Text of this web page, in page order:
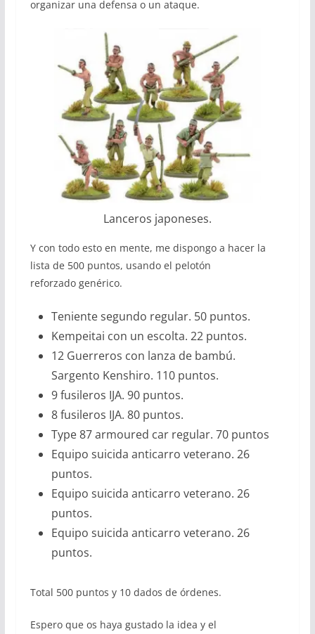
organizar una defensa o un ataque.
Lanceros japoneses.
Y con todo esto en mente, me dispongo a hacer la
lista de 500 puntos, usando el pelotón
reforzado genérico.
Teniente segundo regular. 50 puntos.
Kempeitai con un escolta. 22 puntos.
12 Guerreros con lanza de bambú.
Sargento Kenshiro. 110 puntos.
9 fusileros IJA. 90 puntos.
8 fusileros IJA. 80 puntos.
Type 87 armoured car regular. 70 puntos
Equipo suicida anticarro veterano. 26
puntos.
Equipo suicida anticarro veterano. 26
puntos.
Equipo suicida anticarro veterano. 26
puntos.
Total 500 puntos y 10 dados de órdenes.
Espero que os haya gustado la idea y el